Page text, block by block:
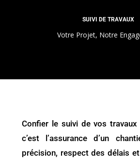
SUIVI DE TRAVAUX
Votre Projet, Notre
Confier le suivi de vos
c’est l’assurance d’un
précision, respect des délais